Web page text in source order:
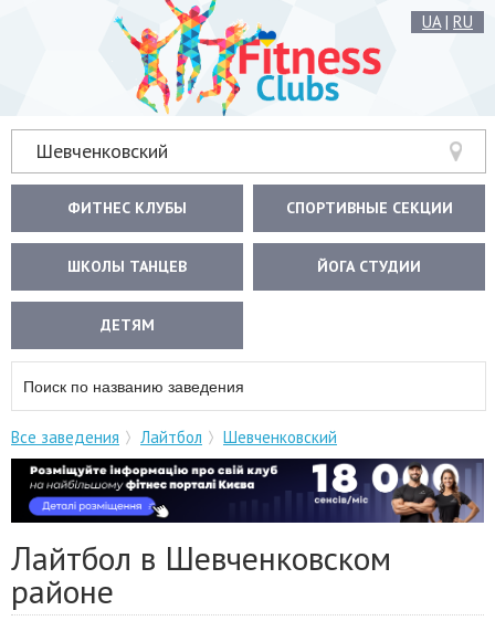
UA| RU
Шевченковский
ФИТНЕС КЛУБЫ СПОРТИВНЫЕ СЕКЦИИ
ШКОЛЫ ТАНЦЕВ ЙОГА СТУДИИ
ДЕТЯМ
Все заведения Лайтбол Шевченковский
Лайтбол в Шевченковском
районе